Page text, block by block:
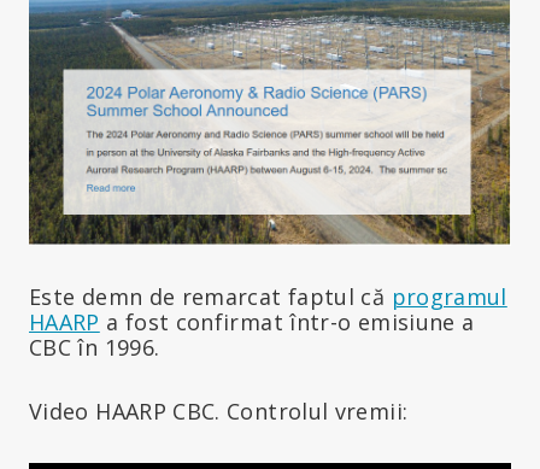
Este demn de remarcat faptul că programul
HAARP a fost confirmat într-o emisiune a
CBC în 1996.
Video HAARP CBC. Controlul vremii: